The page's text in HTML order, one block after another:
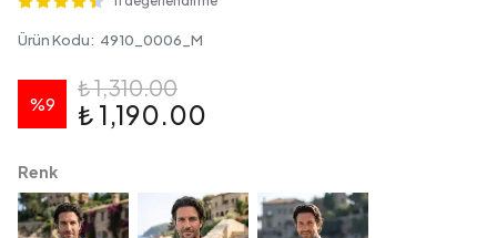
Ürün Kodu: 4910_0006_M
%9
₺ 1,310.00
₺ 1,190.00
Renk